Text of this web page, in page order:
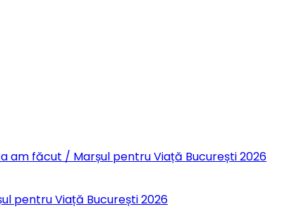
am făcut / Marșul pentru Viață București 2026
pentru Viață București 2026